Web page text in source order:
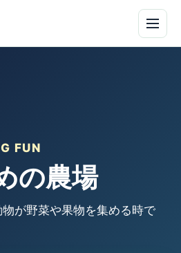
FUN
の農場
が野菜や果物を集める時で